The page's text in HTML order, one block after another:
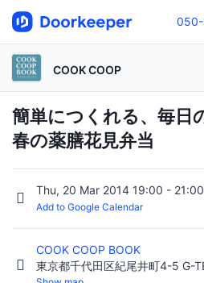
COOK COOP
簡単につくれる、毎日
春の薬膳花見弁当
Thu, 20 Mar 2014 19:00 - 21:00
Add to Google Calendar
COOK COOP BOOK
東京都千代田区紀尾井町4-5 G-